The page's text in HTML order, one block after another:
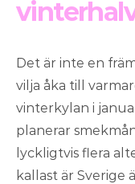
Det är inte en
vilja åka till
vinterkylan i
planerar
lyckligtvis flera
kallast är Sverige